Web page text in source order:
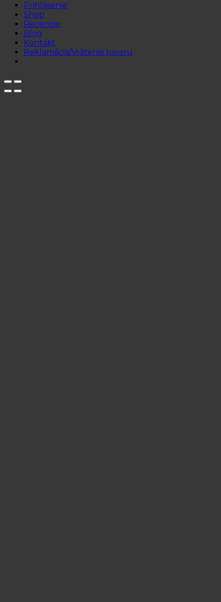
Prihlásenie
Shop
Recenzie
Blog
Kontakt
Reklamácia/Vrátenie tovaru